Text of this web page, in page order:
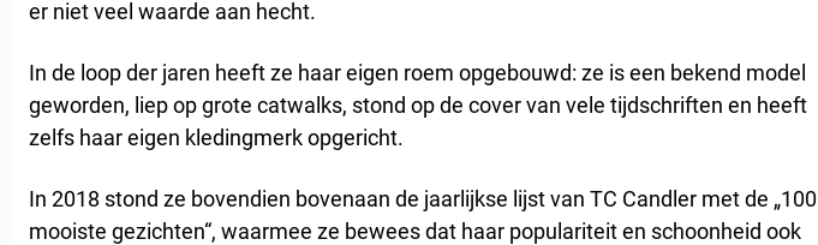
er niet veel waarde aan hecht.
In de loop der jaren heeft ze haar eigen roem opgebouwd: ze is een bekend model
geworden, liep op grote catwalks, stond op de cover van vele tijdschriften en heeft
zelfs haar eigen kledingmerk opgericht.
In 2018 stond ze bovendien bovenaan de jaarlijkse lijst van TC Candler met de „100
mooiste gezichten“, waarmee ze bewees dat haar populariteit en schoonheid ook